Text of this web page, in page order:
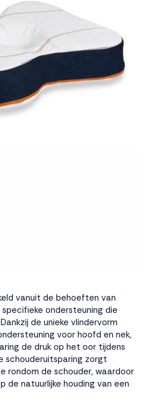
vanuit de behoeften van
ondersteuning die
de unieke vlindervorm
voor hoofd en nek,
de druk op het oor tijdens
schouderuitsparing zorgt
rondom de schouder, waardoor
de natuurlijke houding van een